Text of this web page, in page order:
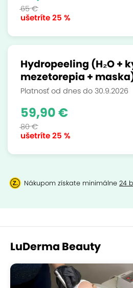
ušetríte25 %
65 €
Hydropeeling (H₂O +
mezetorepia +
Platnosť od dnes do 30.9.2026
ušetríte25 %
59,90 €
80 €
Nákupom získate minimálne 24
LuDerma Beauty